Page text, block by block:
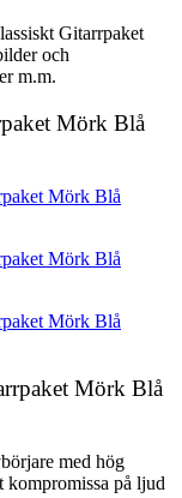
Gitarrpaket
och
m.m.
Mörk Blå
Mörk Blå
med hög
på ljud